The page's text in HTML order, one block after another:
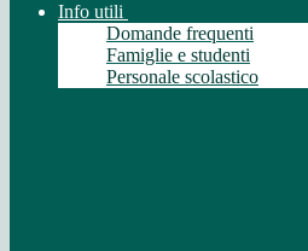
Info utili
Domande frequenti
Famiglie e studenti
Personale scolastico